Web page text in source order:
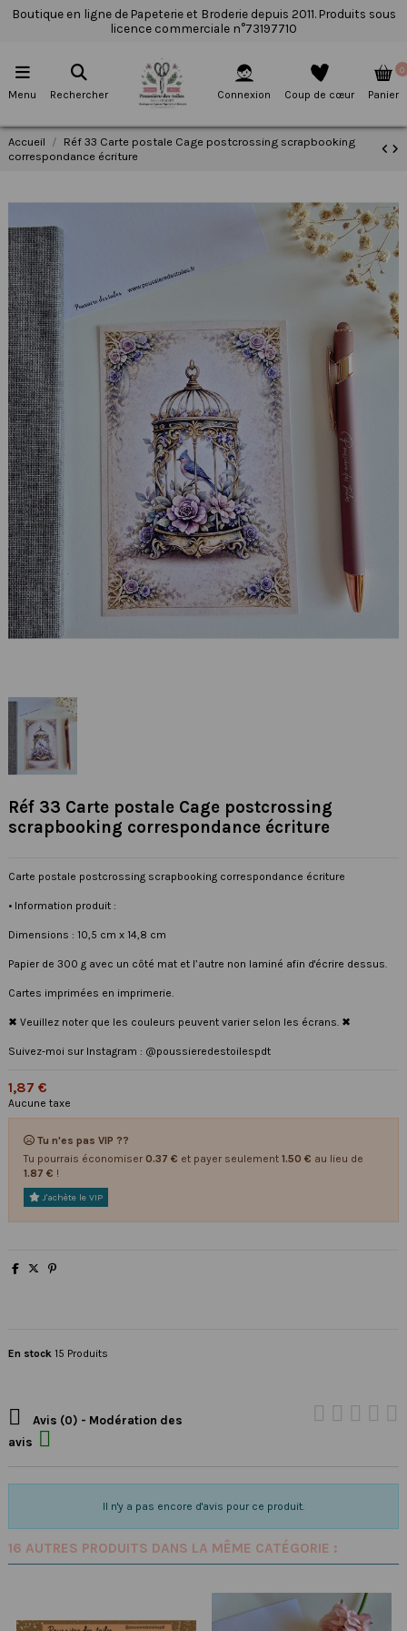
Boutique en ligne de Papeterie et Broderie depuis 2011. Produits sous
licence commerciale n°73197710
Menu Rechercher Connexion Coup de cœur
0
Panier
Accueil
Réf 33 Carte postale Cage postcrossing scrapbooking
correspondance écriture
Réf 33 Carte postale Cage postcrossing
scrapbooking correspondance écriture
Carte postale postcrossing scrapbooking correspondance écriture
• Information produit :
Dimensions : 10,5 cm x 14,8 cm
Papier de 300 g avec un côté mat et l’autre non laminé afin d'écrire dessus.
Cartes imprimées en imprimerie.
✖ Veuillez noter que les couleurs peuvent varier selon les écrans. ✖
Suivez-moi sur Instagram : @poussieredestoilespdt
1,87 €
Aucune taxe
Tu n'es pas VIP ??
Tu pourrais économiser 0.37 € et payer seulement 1.50 € au lieu de
1.87 € !
J'achète le VIP
En stock 15 Produits

Avis (0) - Modération des
avis 
Il n'y a pas encore d'avis pour ce produit.
16 AUTRES PRODUITS DANS LA MÊME CATÉGORIE :